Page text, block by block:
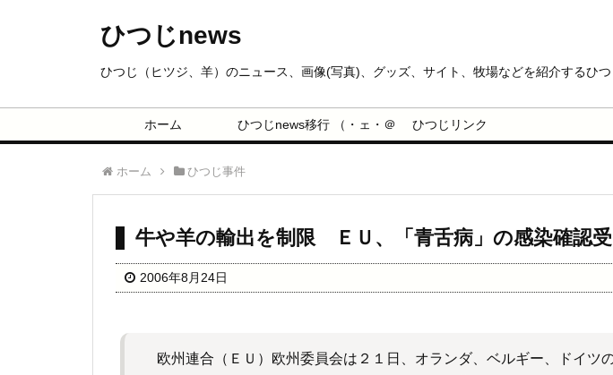
ひつじnews
ひつじ（ヒツジ、羊）のニュース、画像(写真)、グッズ、サイト、牧場などを紹介するひ
ホーム ひつじnews移行 （・ェ・＠ ひつじリンク
ホーム ひつじ事件
牛や羊の輸出を制限 ＥＵ、「青舌病」の感染確認
2006年8月24日
欧州連合（ＥＵ）欧州委員会は２１日、オランダ、ベルギー、ドイツ